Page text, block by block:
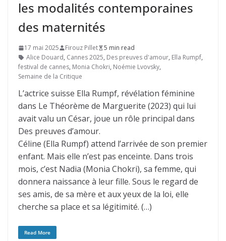
les modalités contemporaines
des maternités
17 mai 2025 Firouz Pillet
5 min read
Alice Douard, Cannes 2025, Des preuves d'amour, Ella Rumpf,
festival de cannes, Monia Chokri, Noémie Lvovsky,
Semaine de la Critique
L’actrice suisse Ella Rumpf, révélation féminine
dans Le Théorème de Marguerite (2023) qui lui
avait valu un César, joue un rôle principal dans
Des preuves d’amour.
Céline (Ella Rumpf) attend l’arrivée de son premier
enfant. Mais elle n’est pas enceinte. Dans trois
mois, c’est Nadia (Monia Chokri), sa femme, qui
donnera naissance à leur fille. Sous le regard de
ses amis, de sa mère et aux yeux de la loi, elle
cherche sa place et sa légitimité. (…)
Read More